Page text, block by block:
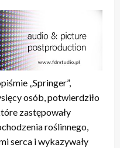
„Springer”,
osób, potwierdziło
zastępowały
roślinnego,
serca i wykazywały